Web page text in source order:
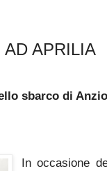
AD APRILIA
sbarco di
In occasione